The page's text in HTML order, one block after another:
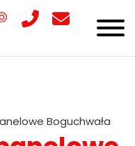
Boguchwała